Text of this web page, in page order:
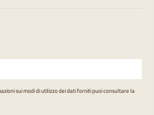
sui modi di utilizzo dei dati forniti puoi consultare la